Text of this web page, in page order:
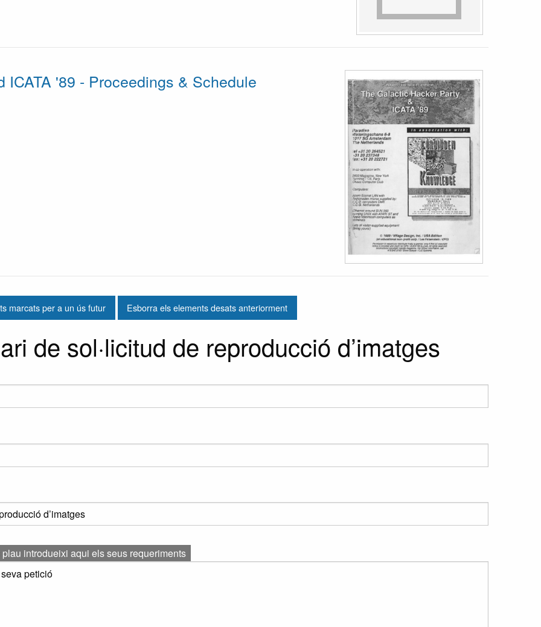
ICATA '89 - Proceedings & Schedule
marcats per a un ús futur Esborra els elements desats anteriorment
de sol·licitud de reproducció d’imatges
introdueixi aqui els seus requeriments